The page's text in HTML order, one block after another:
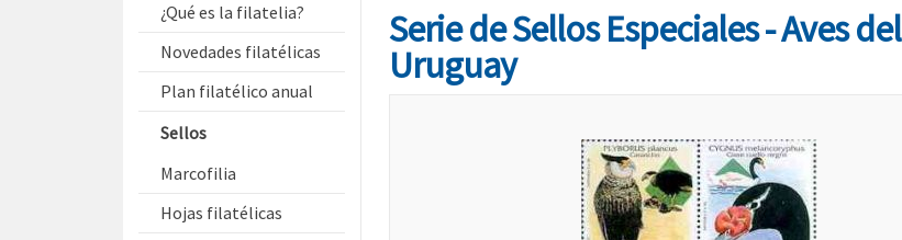
¿Qué es la filatelia?
Novedades filatélicas
Plan filatélico anual
Sellos
Marcofilia
Hojas filatélicas
Serie de Sellos Especiales - Aves del
Uruguay